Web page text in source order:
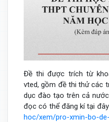
Đề thi được trích từ
vted, gồm đề thi thử các
dục đào tạo trên cả
đọc có thể đăng kí tại
hoc/xem/pro-xmin-bo-